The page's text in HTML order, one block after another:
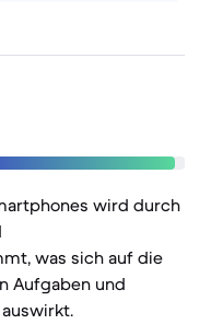
wird durch
was sich auf die
Aufgaben und